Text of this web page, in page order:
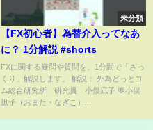
未分類
【FX初心者】為替介入ってなあ
に？ 1分解説 #shorts
FXに関する疑問や質問を、1分間で「ざっ
くり」解説します。 解説： 外為どっとコ
ム総合研究所 研究員 小俣凪子 💬小俣
凪子（おまた・なぎこ）...